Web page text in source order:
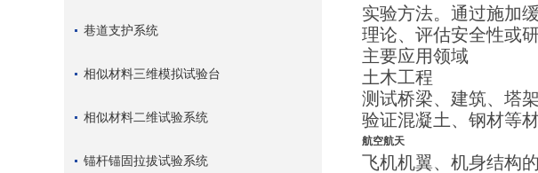
巷道支护系统
相似材料三维模拟试验台
相似材料二维试验系统
锚杆锚固拉拔试验系统
实验方法。通过施加
理论、评估安全性或
主要应用领域
土木工程
测试桥梁、建筑、塔
验证混凝土、钢材等
航空航天
飞机机翼、机身结构